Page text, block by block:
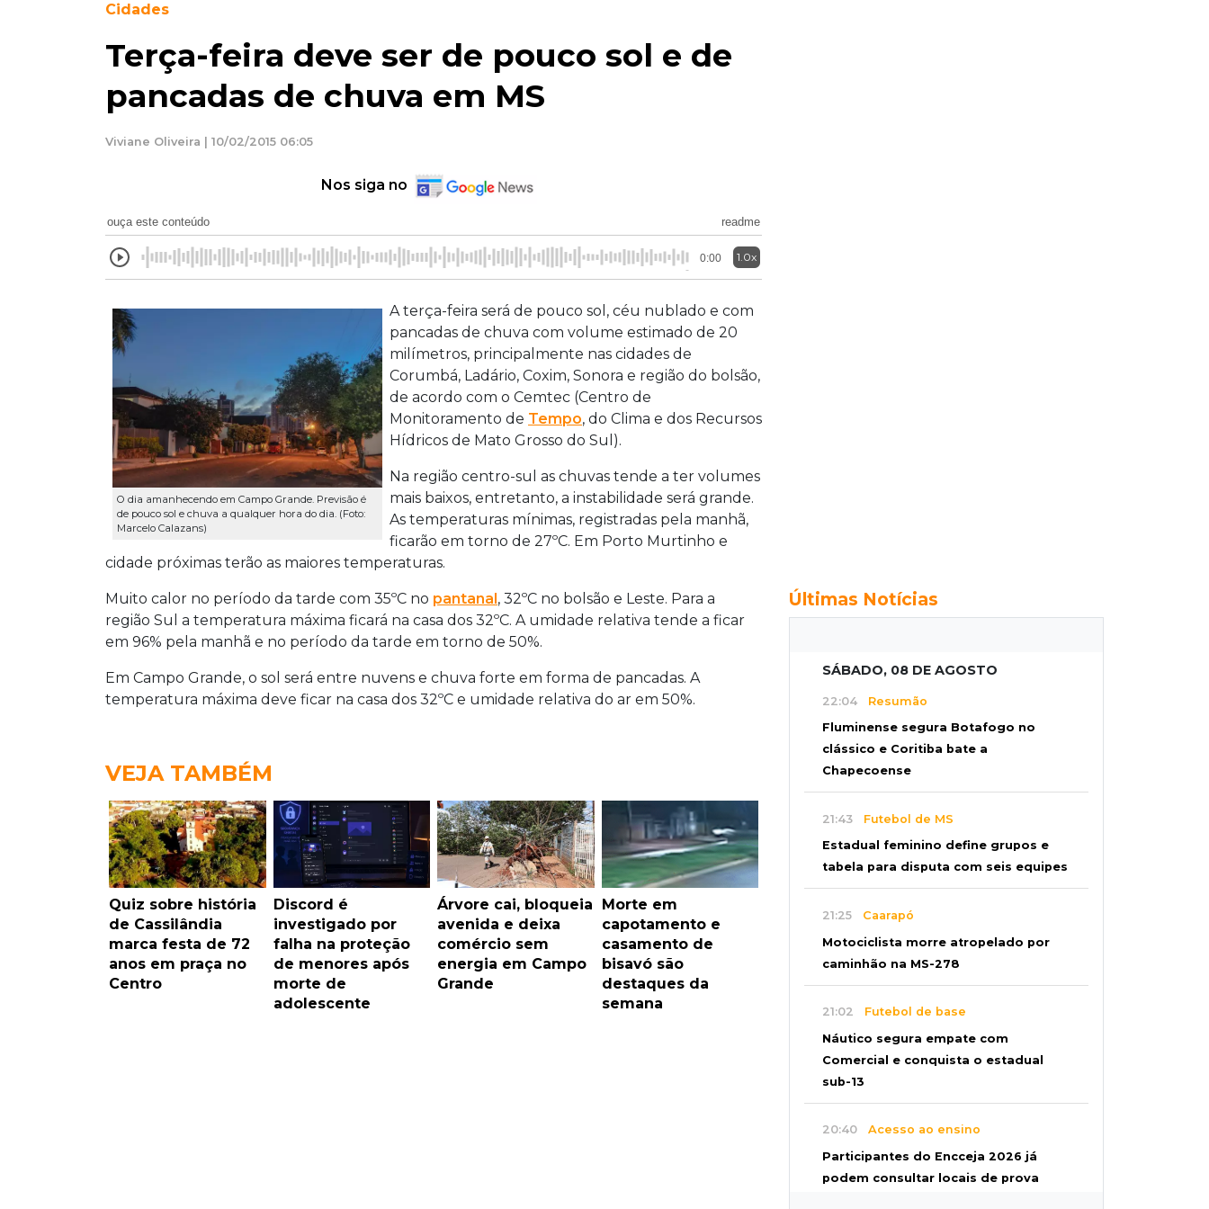
Cidades
Terça-feira deve ser de pouco sol e de
pancadas de chuva em MS
Viviane Oliveira | 10/02/2015 06:05
Nos siga no
ouça este conteúdo readme
0:00 1.0x
O dia amanhecendo em Campo Grande. Previsão é
de pouco sol e chuva a qualquer hora do dia. (Foto:
Marcelo Calazans)
A terça-feira será de pouco sol, céu nublado e com
pancadas de chuva com volume estimado de 20
milímetros, principalmente nas cidades de
Corumbá, Ladário, Coxim, Sonora e região do bolsão,
de acordo com o Cemtec (Centro de
Monitoramento de Tempo, do Clima e dos Recursos
Hídricos de Mato Grosso do Sul).
Na região centro-sul as chuvas tende a ter volumes
mais baixos, entretanto, a instabilidade será grande.
As temperaturas mínimas, registradas pela manhã,
ficarão em torno de 27ºC. Em Porto Murtinho e
cidade próximas terão as maiores temperaturas.
Muito calor no período da tarde com 35ºC no pantanal, 32ºC no bolsão e Leste. Para a
região Sul a temperatura máxima ficará na casa dos 32ºC. A umidade relativa tende a ficar
em 96% pela manhã e no período da tarde em torno de 50%.
Em Campo Grande, o sol será entre nuvens e chuva forte em forma de pancadas. A
temperatura máxima deve ficar na casa dos 32ºC e umidade relativa do ar em 50%.
VEJA TAMBÉM
Quiz sobre história
de Cassilândia
marca festa de 72
anos em praça no
Centro
Discord é
investigado por
falha na proteção
de menores após
morte de
adolescente
Árvore cai, bloqueia
avenida e deixa
comércio sem
energia em Campo
Grande
Morte em
capotamento e
casamento de
bisavó são
destaques da
semana
Últimas Notícias
SÁBADO, 08 DE AGOSTO
22:04 Resumão
Fluminense segura Botafogo no
clássico e Coritiba bate a
Chapecoense
21:43 Futebol de MS
Estadual feminino define grupos e
tabela para disputa com seis equipes
21:25 Caarapó
Motociclista morre atropelado por
caminhão na MS-278
21:02 Futebol de base
Náutico segura empate com
Comercial e conquista o estadual
sub-13
20:40 Acesso ao ensino
Participantes do Encceja 2026 já
podem consultar locais de prova